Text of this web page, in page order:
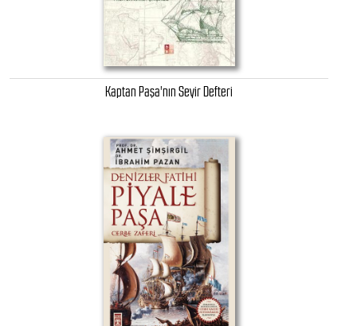
Kaptan Paşa'nın Seyir Defteri